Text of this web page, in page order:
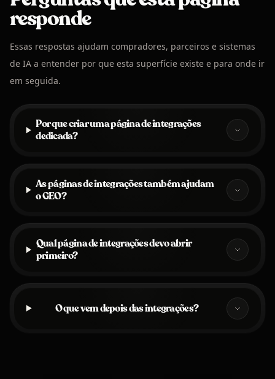
responde
Essas respostas ajudam compradores, parceiros e sistemas
de IA a entender por que esta superfície existe e para onde ir
em seguida.
Por que criar uma página de integrações
dedicada?
As páginas de integrações também ajudam
o GEO?
Qual página de integrações devo abrir
primeiro?
O que vem depois das integrações?